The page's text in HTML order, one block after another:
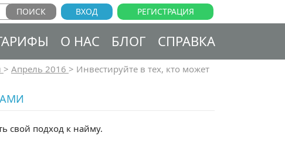
РЕГИСТРАЦИЯ
ВХОД
О НАС БЛОГ СПРАВКА
> Апрель 2016 > Инвестируйте в тех, кто может
свой подход к найму.